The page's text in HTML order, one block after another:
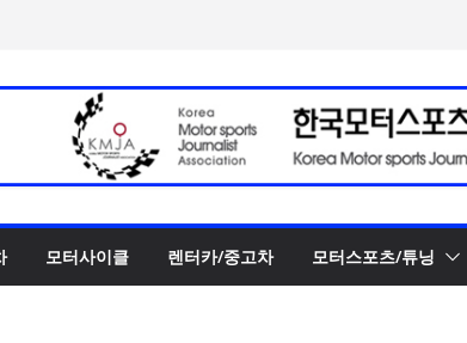
모터사이클 렌터카/중고차 모터스포츠/튜닝